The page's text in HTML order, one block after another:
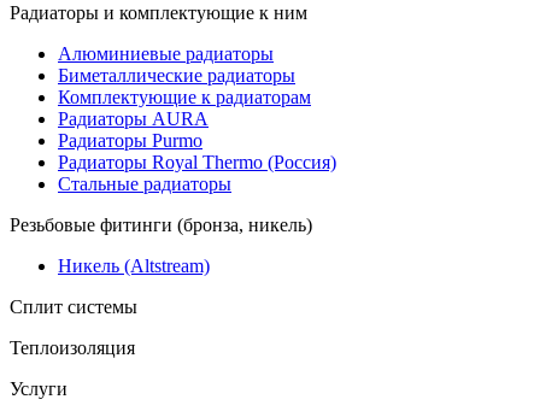
Радиаторы и комплектующие к ним
Алюминиевые радиаторы
Биметаллические радиаторы
Комплектующие к радиаторам
Радиаторы AURA
Радиаторы Purmo
Радиаторы Royal Thermo (Россия)
Стальные радиаторы
Резьбовые фитинги (бронза, никель)
Никель (Altstream)
Сплит системы
Теплоизоляция
Услуги